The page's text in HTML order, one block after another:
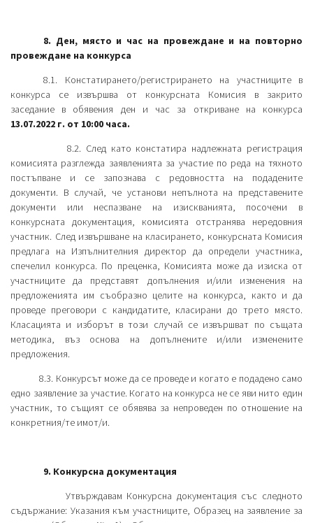
8. Ден, място и час на провеждане и на повторно
провеждане на конкурса
8.1. Констатирането/регистрирането на участниците в
конкурса се извършва от конкурсната Комисия в закрито
заседание в обявения ден и час за откриване на конкурса
13.07.2022 г. от 10:00 часа.
8.2. След като констатира надлежната регистрация
комисията разглежда заявленията за участие по реда на тяхното
постъпване и се запознава с редовността на подадените
документи. В случай, че установи непълнота на представените
документи или неспазване на изискванията, посочени в
конкурсната документация, комисията отстранява нередовния
участник. След извършване на класирането, конкурсната Комисия
предлага на Изпълнителния директор да определи участника,
спечелил конкурса. По преценка, Комисията може да изиска от
участниците да представят допълнения и/или изменения на
предложенията им съобразно целите на конкурса, както и да
проведе преговори с кандидатите, класирани до трето място.
Класацията и изборът в този случай се извършват по същата
методика, въз основа на допълнените и/или изменените
предложения.
8.3. Конкурсът може да се проведе и когато е подадено само
едно заявление за участие. Когато на конкурса не се яви нито един
участник, то същият се обявява за непроведен по отношение на
конкретния/те имот/и.
9. Конкурсна документация
Утвърждавам Конкурсна документация със следното
съдържание: Указания към участниците, Образец на заявление за